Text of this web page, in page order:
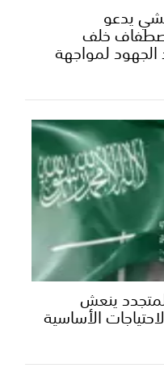
يدعو
خلف
لمواجهة
ينعش
الأساسية